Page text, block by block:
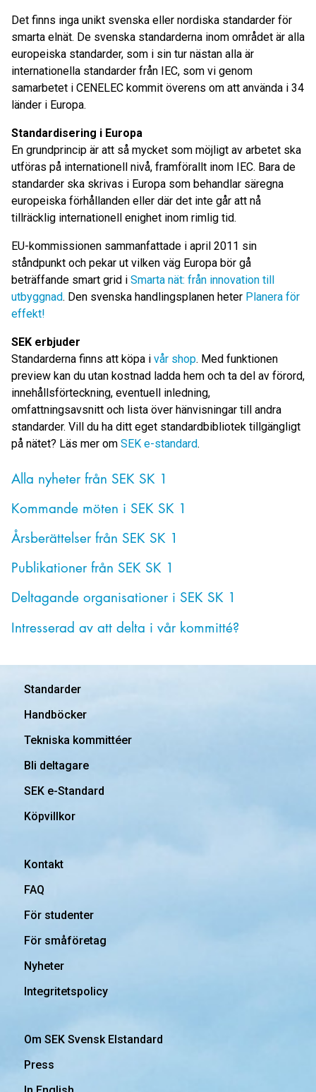
Det finns inga unikt svenska eller nordiska standarder för
smarta elnät. De svenska standarderna inom området är alla
europeiska standarder, som i sin tur nästan alla är
internationella standarder från IEC, som vi genom
samarbetet i CENELEC kommit överens om att använda i 34
länder i Europa.
Standardisering i Europa
En grundprincip är att så mycket som möjligt av arbetet ska
utföras på internationell nivå, framförallt inom IEC. Bara de
standarder ska skrivas i Europa som behandlar säregna
europeiska förhållanden eller där det inte går att nå
tillräcklig internationell enighet inom rimlig tid.
EU-kommissionen sammanfattade i april 2011 sin
ståndpunkt och pekar ut vilken väg Europa bör gå
beträffande smart grid i Smarta nät: från innovation till
utbyggnad. Den svenska handlingsplanen heter Planera för
effekt!
SEK erbjuder
Standarderna finns att köpa i vår shop. Med funktionen
preview kan du utan kostnad ladda hem och ta del av förord,
innehållsförteckning, eventuell inledning,
omfattningsavsnitt och lista över hänvisningar till andra
standarder. Vill du ha ditt eget standardbibliotek tillgängligt
på nätet? Läs mer om SEK e-standard.
Alla nyheter från SEK SK 1
Kommande möten i SEK SK 1
Årsberättelser från SEK SK 1
Publikationer från SEK SK 1
Deltagande organisationer i SEK SK 1
Intresserad av att delta i vår kommitté?
Standarder
Handböcker
Tekniska kommittéer
Bli deltagare
SEK e-Standard
Köpvillkor
Kontakt
FAQ
För studenter
För småföretag
Nyheter
Integritetspolicy
Om SEK Svensk Elstandard
Press